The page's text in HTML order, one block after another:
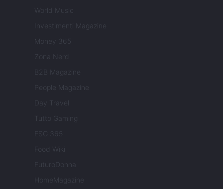
World Music
Investimenti Magazine
Money 365
Zona Nerd
B2B Magazine
People Magazine
Day Travel
Tutto Gaming
ESG 365
Food Wiki
FuturoDonna
HomeMagazine